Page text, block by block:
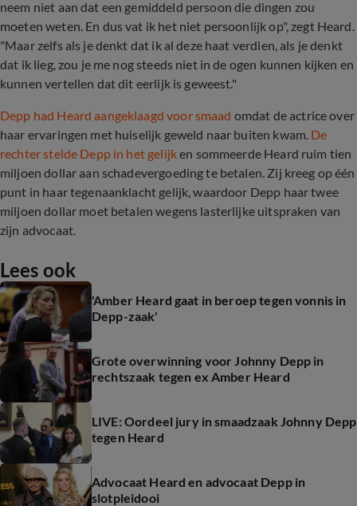
neem niet aan dat een gemiddeld persoon die dingen zou
moeten weten. En dus vat ik het niet persoonlijk op", zegt Heard.
"Maar zelfs als je denkt dat ik al deze haat verdien, als je denkt
dat ik lieg, zou je me nog steeds niet in de ogen kunnen kijken en
kunnen vertellen dat dit eerlijk is geweest."
Depp had Heard aangeklaagd voor smaad omdat de actrice over
haar ervaringen met huiselijk geweld naar buiten kwam. De
rechter stelde Depp in het gelijken sommeerde Heard ruim tien
miljoen dollar aan schadevergoeding te betalen. Zij kreeg op één
punt in haar tegenaanklacht gelijk, waardoor Depp haar twee
miljoen dollar moet betalen wegens lasterlijke uitspraken van
zijn advocaat.
Lees ook
'Amber Heard gaat in beroep tegen vonnis in
Depp-zaak'
Grote overwinning voor Johnny Depp in
rechtszaak tegen ex Amber Heard
LIVE: Oordeel jury in smaadzaak Johnny Depp
tegen Heard
Advocaat Heard en advocaat Depp in
slotpleidooi